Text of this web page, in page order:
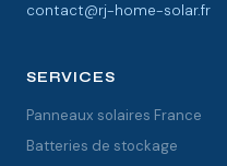
contact@rj-home-solar.fr
SERVICES
Panneaux solaires France
Batteries de stockage